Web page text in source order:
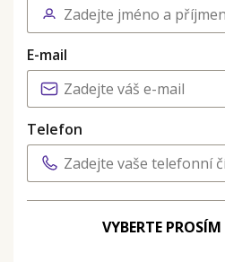
E-mail
Telefon
VYBERTE